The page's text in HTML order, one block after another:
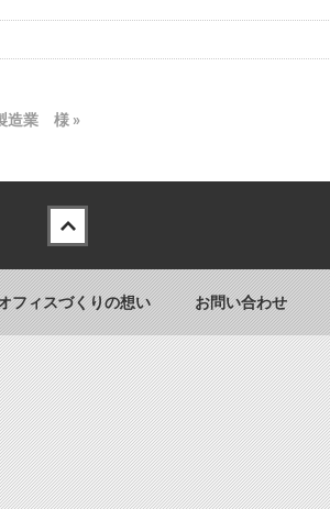
造業 様»
フィスづくりの想い お問い合わせ